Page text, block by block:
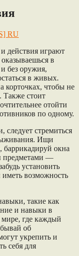
действия играют
в
без оружия,
в живых.
корточках, чтобы не
стоит
отойти
по одному.
следует стремиться
Ищи
баррикадируй окна
предметами —
установить
иметь возможность
такие как
и навыки в
где каждый
об
укрепить и
себя для